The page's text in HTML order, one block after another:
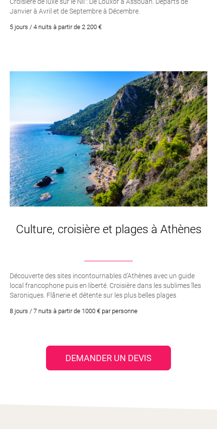
Janvier à Avril et de Septembre à Décembre.
5 jours / 4 nuits à partir de 2 200 €
Culture, croisière et plages à Athènes
Découverte des sites incontournables d’Athènes avec un guide
local francophone puis en liberté. Croisière dans les sublimes îles
Saroniques. Flânerie et détente sur les plus belles plages
professionnalisme de votre agence
8 jours / 7 nuits à partir de 1000 € par personne
DEMANDER UN DEVIS